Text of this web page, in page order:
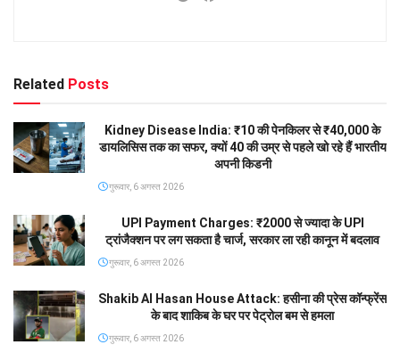
Related Posts
Kidney Disease India: ₹10 की पेनकिलर से ₹40,000 के
डायलिसिस तक का सफर, क्यों 40 की उम्र से पहले खो रहे हैं भारतीय
अपनी किडनी
गुरूवार, 6 अगस्त 2026
UPI Payment Charges: ₹2000 से ज्यादा के UPI
ट्रांजैक्शन पर लग सकता है चार्ज, सरकार ला रही कानून में बदलाव
गुरूवार, 6 अगस्त 2026
Shakib Al Hasan House Attack: हसीना की प्रेस कॉन्फ्रेंस
के बाद शाकिब के घर पर पेट्रोल बम से हमला
गुरूवार, 6 अगस्त 2026